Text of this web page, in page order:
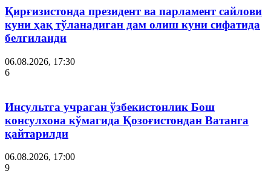
Қирғизистонда президент ва парламент сайлови
куни ҳақ тўланадиган дам олиш куни сифатида
белгиланди
06.08.2026, 17:30
6
Инсультга учраган ўзбекистонлик Бош
консулхона кўмагида Қозоғистондан Ватанга
қайтарилди
06.08.2026, 17:00
9